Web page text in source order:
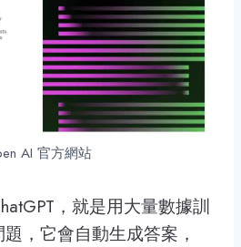
AI 官方網站
，就是用大量數據訓
，它會自動生成答案，